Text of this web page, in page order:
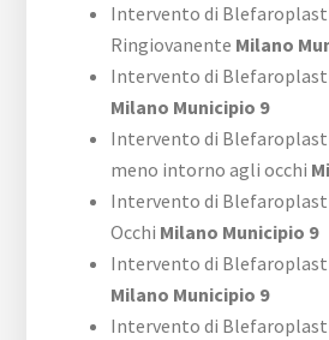
Intervento di
Ringiovanente Milano
Intervento di
Milano Municipio 9
Intervento di
meno intorno agli occhi
Intervento di
Occhi Milano Municipio 9
Intervento di
Milano Municipio 9
Intervento di